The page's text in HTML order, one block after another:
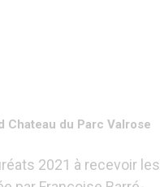
Chateau du Parc Valrose
2021 à recevoir les